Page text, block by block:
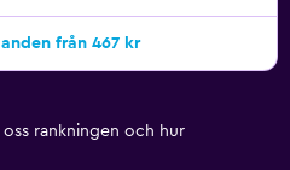
från 467 kr
rankningen och hur